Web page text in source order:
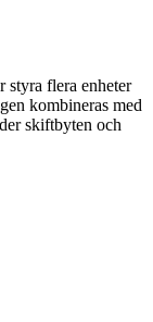
styra flera enheter
kombineras med
skiftbyten och